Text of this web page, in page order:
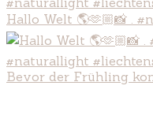
Hallo Welt 🌎🫶🏼📸 .
Bevor der Frühling